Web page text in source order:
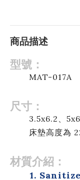
商品描述
型號：
MAT-017A
尺寸：
3.5x6.2、
床墊高度為
材質介紹：
1.